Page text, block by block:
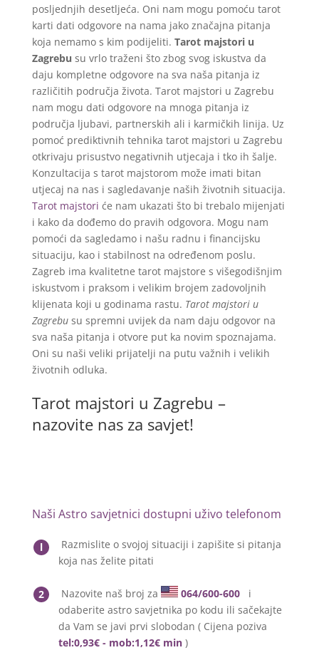
posljednjih desetljeća. Oni nam mogu pomoću tarot
karti dati odgovore na nama jako značajna pitanja
koja nemamo s kim podijeliti. Tarot majstori u
Zagrebu su vrlo traženi što zbog svog iskustva da
daju kompletne odgovore na sva naša pitanja iz
različitih područja života. Tarot majstori u Zagrebu
nam mogu dati odgovore na mnoga pitanja iz
područja ljubavi, partnerskih ali i karmičkih linija. Uz
pomoć prediktivnih tehnika tarot majstori u Zagrebu
otkrivaju prisustvo negativnih utjecaja i tko ih šalje.
Konzultacija s tarot majstorom može imati bitan
utjecaj na nas i sagledavanje naših životnih situacija.
Tarot majstori će nam ukazati što bi trebalo mijenjati
i kako da dođemo do pravih odgovora. Mogu nam
pomoći da sagledamo i našu radnu i financijsku
situaciju, kao i stabilnost na određenom poslu.
Zagreb ima kvalitetne tarot majstore s višegodišnjim
iskustvom i praksom i velikim brojem zadovoljnih
klijenata koji u godinama rastu. Tarot majstori u
Zagrebusu spremni uvijek da nam daju odgovor na
sva naša pitanja i otvore put ka novim spoznajama.
Oni su naši veliki prijatelji na putu važnih i velikih
životnih odluka.
Tarot majstori u Zagrebu –
nazovite nas za savjet!
Naši Astro savjetnici dostupni uživo telefonom
l
Razmislite o svojoj situaciji i zapišite si pitanja
koja nas želite pitati
2 Nazovite naš broj za 064/600-600
i
odaberite astro savjetnika po kodu ili sačekajte
da Vam se javi prvi slobodan ( Cijena poziva
tel:0,93€ - mob:1,12€ min )